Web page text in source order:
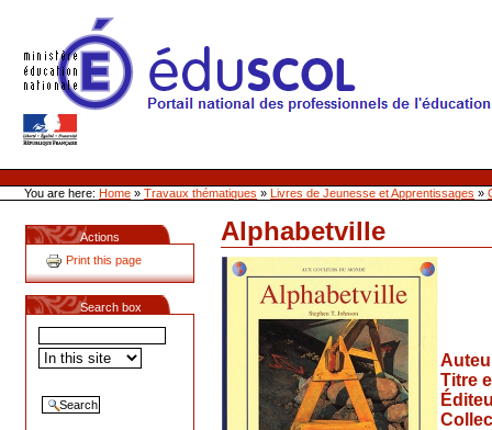
Site Web de l'ONL
Sections
Personal
toolsYou are here:Home » Travaux thématiques »Livres de Jeunesse et Apprentissages »
Actions
Print this page
Search box
Alphabetville
Document
Actions
Titre